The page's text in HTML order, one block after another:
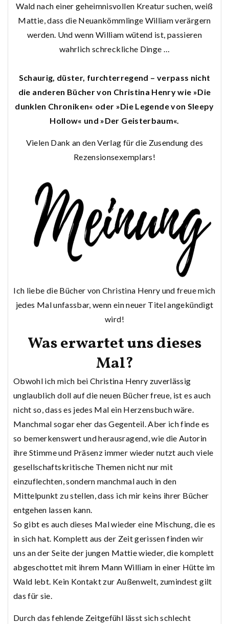
Wald nach einer geheimnisvollen Kreatur suchen, weiß
Mattie, dass die Neuankömmlinge William verärgern
werden. Und wenn William wütend ist, passieren
wahrlich schreckliche Dinge …
Schaurig, düster, furchterregend – verpass nicht
die anderen Bücher von Christina Henry wie »Die
dunklen Chroniken« oder »Die Legende von Sleepy
Hollow« und »Der Geisterbaum«.
Vielen Dank an den Verlag für die Zusendung des
Rezensionsexemplars!
Ich liebe die Bücher von Christina Henry und freue mich
jedes Mal unfassbar, wenn ein neuer Titel angekündigt
wird!
Was erwartet uns dieses
Mal?
Obwohl ich mich bei Christina Henry zuverlässig
unglaublich doll auf die neuen Bücher freue, ist es auch
nicht so, dass es jedes Mal ein Herzensbuch wäre.
Manchmal sogar eher das Gegenteil. Aber ich finde es
so bemerkenswert und herausragend, wie die Autorin
ihre Stimme und Präsenz immer wieder nutzt auch viele
gesellschaftskritische Themen nicht nur mit
einzuflechten, sondern manchmal auch in den
Mittelpunkt zu stellen, dass ich mir keins ihrer Bücher
entgehen lassen kann.
So gibt es auch dieses Mal wieder eine Mischung, die es
in sich hat. Komplett aus der Zeit gerissen finden wir
uns an der Seite der jungen Mattie wieder, die komplett
abgeschottet mit ihrem Mann William in einer Hütte im
Wald lebt. Kein Kontakt zur Außenwelt, zumindest gilt
das für sie.
Durch das fehlende Zeitgefühl lässt sich schlecht